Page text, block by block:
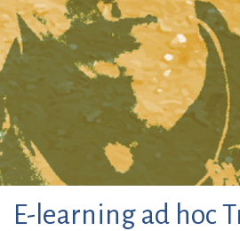
E-learning ad hoc